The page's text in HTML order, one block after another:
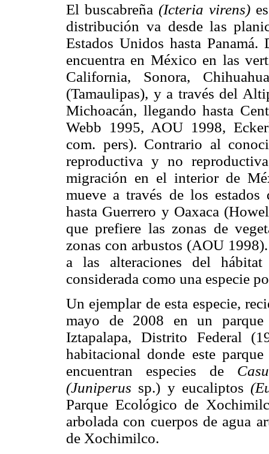
El buscabreña(Icteria virens)
distribución va desde las
Estados Unidos hasta
encuentra en México en las
California, Sonora,
(Tamaulipas), y a través del
Michoacán, llegando hasta
Webb 1995, AOU 1998,
com. pers). Contrario al
reproductiva y no
migración en el interior de
mueve a través de los
hasta Guerrero y Oaxaca
que prefiere las zonas de
zonas con arbustos (AOU
a las alteraciones del
considerada como una especie
Un ejemplar de esta especie,
mayo de 2008 en un
Iztapalapa, Distrito Federal
habitacional donde este
encuentran especies de
(Juniperus sp.) y eucaliptos
Parque Ecológico de
arbolada con cuerpos de agua
de Xochimilco.